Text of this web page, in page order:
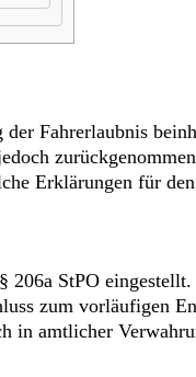
Fahrerlaubnis
Erklärungen für
StPO
zum vorläufigen
in amtlicher